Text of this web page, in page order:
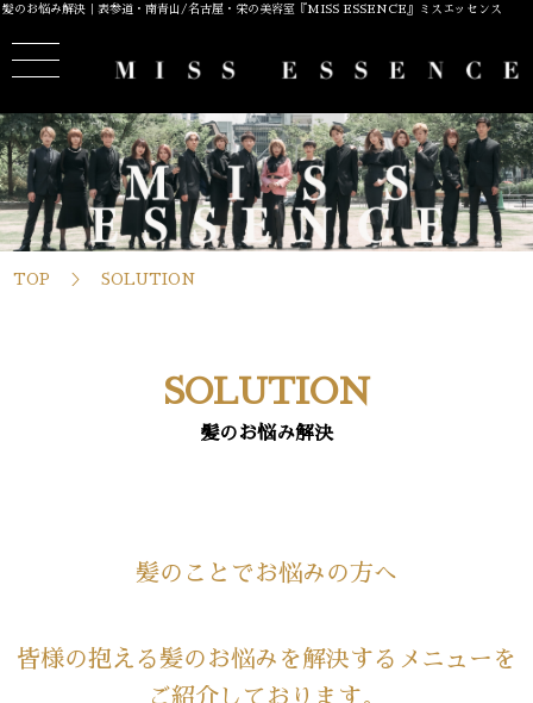
髪のお悩み解決｜表参道・南青山/名古屋・栄の美容室『MISS ESSENCE』ミスエッセンス
TOP SOLUTION
SOLUTION
髪のお悩み解決
髪のことでお悩みの方へ
皆様の抱える髪のお悩みを解決するメニューを
ご紹介しております。